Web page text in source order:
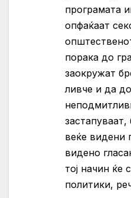
програмата
опфаќаат
порака до
заокружат
ливче и да
веќе видени
видено
тој начин ќе
политики,